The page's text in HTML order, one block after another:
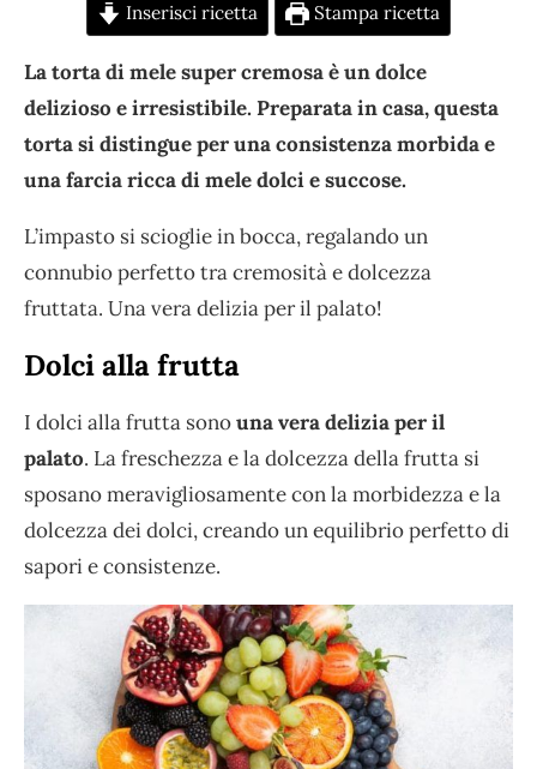
Inserisci ricetta Stampa ricetta
La torta di mele super cremosa è un dolce
delizioso e irresistibile. Preparata in casa, questa
torta si distingue per una consistenza morbida e
una farcia ricca di mele dolci e succose.
L’impasto si scioglie in bocca, regalando un
connubio perfetto tra cremosità e dolcezza
fruttata. Una vera delizia per il palato!
Dolci alla frutta
I dolci alla frutta sonouna vera delizia per il
palato. La freschezza e la dolcezza della frutta si
sposano meravigliosamente con la morbidezza e la
dolcezza dei dolci, creando un equilibrio perfetto di
sapori e consistenze.